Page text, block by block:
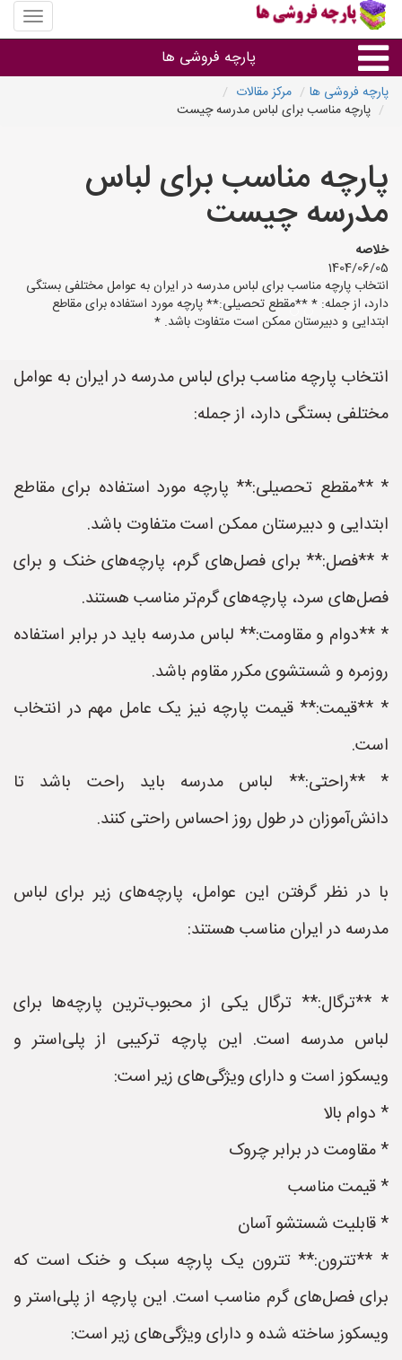
منوی
سایت
فروشی
پارچه فروشی ها
پارچه براساس جنس
پارچه براساس رنگ طرح و کاربرد
پارچه فروشی های هر شهر
پارچه فروشی ها
مرکز مقالات
پارچه مناسب برای لباس مدرسه چیست
پارچه مناسب برای لباس
مدرسه چیست
خلاصه
1404/06/05
انتخاب پارچه مناسب برای لباس مدرسه در ایران به عوامل مختلفی بستگی
دارد، از جمله: * **مقطع تحصیلی:** پارچه مورد استفاده برای مقاطع
ابتدایی و دبیرستان ممکن است متفاوت باشد. *
انتخاب پارچه مناسب برای لباس مدرسه در ایران به عوامل
مختلفی بستگی دارد، از جمله:
* **مقطع تحصیلی:** پارچه مورد استفاده برای مقاطع
ابتدایی و دبیرستان ممکن است متفاوت باشد.
* **فصل:** برای فصل‌های گرم، پارچه‌های خنک و برای
فصل‌های سرد، پارچه‌های گرم‌تر مناسب هستند.
* **دوام و مقاومت:** لباس مدرسه باید در برابر استفاده
روزمره و شستشوی مکرر مقاوم باشد.
* **قیمت:** قیمت پارچه نیز یک عامل مهم در انتخاب
است.
* **راحتی:** لباس مدرسه باید راحت باشد تا
دانش‌آموزان در طول روز احساس راحتی کنند.
با در نظر گرفتن این عوامل، پارچه‌های زیر برای لباس
مدرسه در ایران مناسب هستند:
* **ترگال:** ترگال یکی از محبوب‌ترین پارچه‌ها برای
لباس مدرسه است. این پارچه ترکیبی از پلی‌استر و
ویسکوز است و دارای ویژگی‌های زیر است:
* دوام بالا
* مقاومت در برابر چروک
* قیمت مناسب
* قابلیت شستشو آسان
* **تترون:** تترون یک پارچه سبک و خنک است که
برای فصل‌های گرم مناسب است. این پارچه از پلی‌استر و
ویسکوز ساخته شده و دارای ویژگی‌های زیر است: